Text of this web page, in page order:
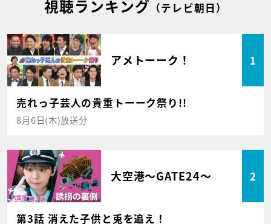
視聴ランキング （テレビ朝日）
アメトーーク！ 1
売れっ子芸人の貴重トーーク祭り!!
8月6日(木)放送分
大空港～GATE24～ 2
第3話 消えた子供と兎を追え！